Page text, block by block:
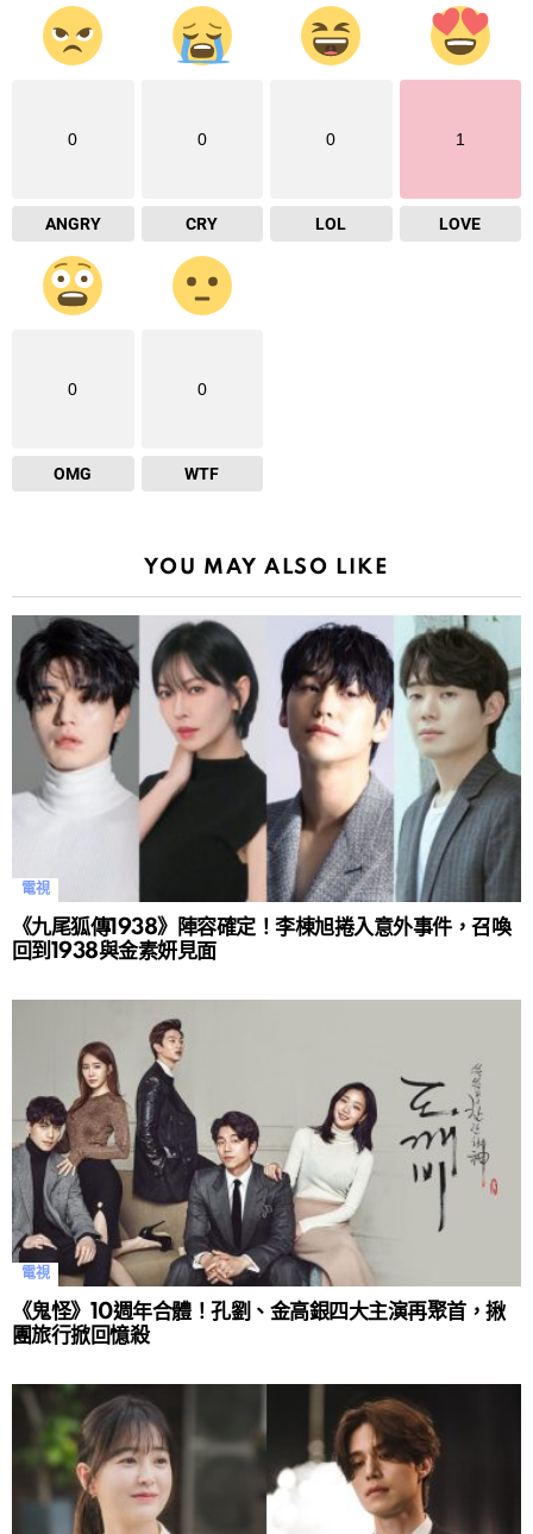
0
ANGRY
0
CRY
0
LOL
1
LOVE
0
OMG
0
WTF
YOU MAY ALSO LIKE
電視
《九尾狐傳1938》陣容確定！李棟旭捲入意外事件，召喚
回到1938與金素妍見面
電視
《鬼怪》10週年合體！孔劉、金高銀四大主演再聚首，揪
團旅行掀回憶殺